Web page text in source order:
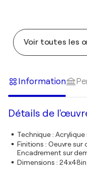
Voir toutes les
Information
Détails de
Technique: Acrylique
Finitions : Oeuvre sur
Encadrement sur
Dimensions : 24x48in